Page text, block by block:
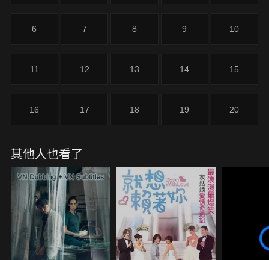
要碰到她的人與事都會跟著衰，好事從不會發生在她
男友的結婚喜宴照常接單。沒想到，婚宴「不意外」
件讓夏天芹疲於奔命，沒想到，半夜衣櫥還出現了
6 7 8 9 10
11 12 13 14 15
16 17 18 19 20
其他人也看了